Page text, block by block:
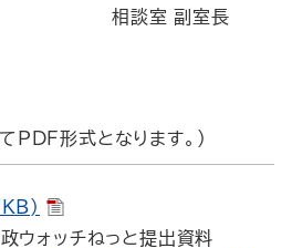
相談室 副室長
PDF形式となります。）
政ウォッチねっと提出資料